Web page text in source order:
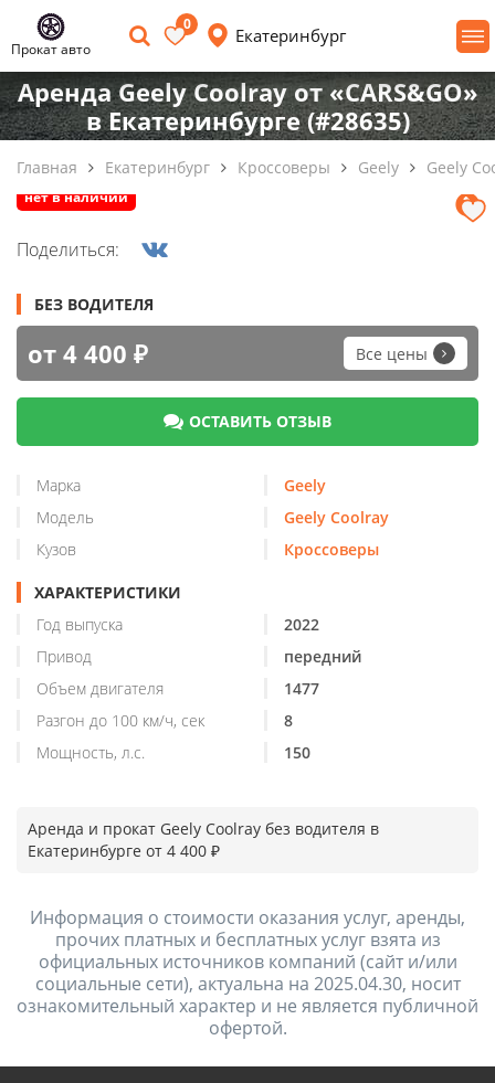
Прокат авто
0
Екатеринбург
Аренда Geely Coolray от «CARS&GO»
в Екатеринбурге (#28635)
Главная Екатеринбург Кроссоверы Geely Geely
нет в наличии
Поделиться:
БЕЗ ВОДИТЕЛЯ
от 4 400 ₽ Все цены
ОСТАВИТЬ ОТЗЫВ
Марка
Geely
Модель
Geely Coolray
Кузов
Кроссоверы
ХАРАКТЕРИСТИКИ
Год выпуска
2022
Привод
передний
Объем двигателя
1477
Разгон до 100 км/ч, сек
8
Мощность, л.с.
150
Аренда и прокат Geely Coolray без водителя в
Екатеринбурге от 4 400 ₽
Информация о стоимости оказания услуг, аренды,
прочих платных и бесплатных услуг взята из
официальных источников компаний (сайт и/или
социальные сети), актуальна на 2025.04.30, носит
ознакомительный характер и не является публичной
офертой.